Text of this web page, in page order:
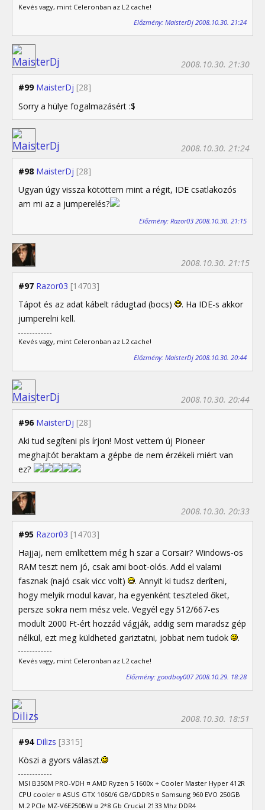
Kevés vagy, mint Celeronban az L2 cache!
Előzmény: MaisterDj 2008.10.30. 21:24
#99 MaisterDj [28]
2008.10.30. 21:30
Sorry a hülye fogalmazásért :$
#98 MaisterDj [28]
2008.10.30. 21:24
Ugyan úgy vissza kötöttem mint a régit, IDE csatlakozós
am mi az a jumperelés?
Előzmény: Razor03 2008.10.30. 21:15
#97 Razor03 [14703]
2008.10.30. 21:15
Tápot és az adat kábelt rádugtad (bocs)
. Ha IDE-s akkor
jumperelni kell.
Kevés vagy, mint Celeronban az L2 cache!
Előzmény: MaisterDj 2008.10.30. 20:44
#96 MaisterDj [28]
2008.10.30. 20:44
Aki tud segíteni pls írjon! Most vettem új Pioneer
meghajtót beraktam a gépbe de nem érzékeli miért van
ez?
#95 Razor03 [14703]
2008.10.30. 20:33
Hajjaj, nem említettem még h szar a Corsair? Windows-os
RAM teszt nem jó, csak ami boot-olós. Add el valami
fasznak (najó csak vicc volt)
. Annyit ki tudsz deríteni,
hogy melyik modul kavar, ha egyenként teszteled őket,
persze sokra nem mész vele. Vegyél egy 512/667-es
modult 2000 Ft-ért hozzád vágják, addig sem maradsz gép
nélkül, ezt meg küldheted gariztatni, jobbat nem tudok
.
Kevés vagy, mint Celeronban az L2 cache!
Előzmény: goodboy007 2008.10.29. 18:28
#94 Dilizs [3315]
2008.10.30. 18:51
Köszi a gyors választ.
MSI B350M PRO-VDH ¤ AMD Ryzen 5 1600x + Cooler Master Hyper 412R
CPU cooler ¤ ASUS GTX 1060/6 GB/GDDR5 ¤ Samsung 960 EVO 250GB
M.2 PCIe MZ-V6E250BW ¤ 2*8 Gb Crucial 2133 Mhz DDR4